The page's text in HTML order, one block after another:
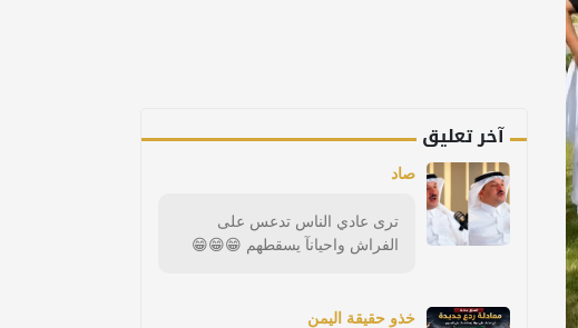
آخر تعليق
صاد
ترى عادي الناس تدعس على
الفراش واحيانآ يسقطهم 😁😁😁
خذو حقيقة اليمن